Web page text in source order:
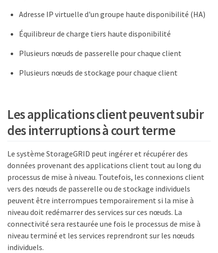
Adresse IP virtuelle d'un groupe haute disponibilité (HA)
Équilibreur de charge tiers haute disponibilité
Plusieurs nœuds de passerelle pour chaque client
Plusieurs nœuds de stockage pour chaque client
Les applications client peuvent subir
des interruptions à court terme
Le système StorageGRID peut ingérer et récupérer des
données provenant des applications client tout au long du
processus de mise à niveau. Toutefois, les connexions client
vers des nœuds de passerelle ou de stockage individuels
peuvent être interrompues temporairement si la mise à
niveau doit redémarrer des services sur ces nœuds. La
connectivité sera restaurée une fois le processus de mise à
niveau terminé et les services reprendront sur les nœuds
individuels.